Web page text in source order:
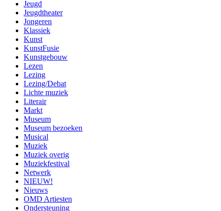
Jeugd
Jeugdtheater
Jongeren
Klassiek
Kunst
KunstFusie
Kunstgebouw
Lezen
Lezing
Lezing/Debat
Lichte muziek
Literair
Markt
Museum
Museum bezoeken
Musical
Muziek
Muziek overig
Muziekfestival
Netwerk
NIEUW!
Nieuws
OMD Artiesten
Ondersteuning